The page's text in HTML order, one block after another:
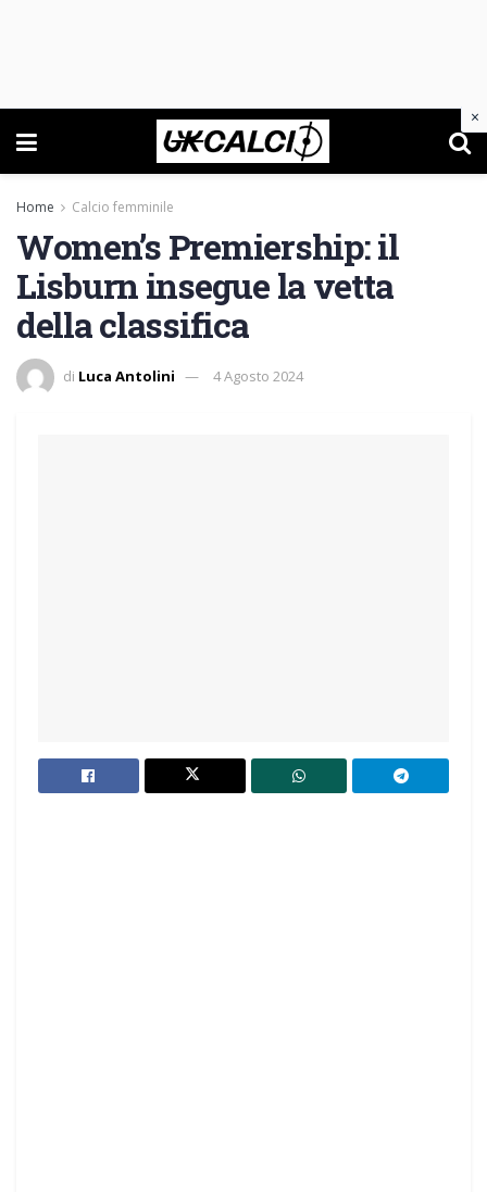
Home Calcio femminile
Women’s Premiership: il
Lisburn insegue la vetta
della classifica
di Luca Antolini 4 Agosto 2024
×